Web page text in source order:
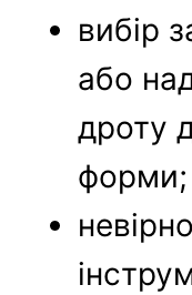
вибір
або
дроту
форми;